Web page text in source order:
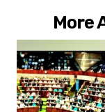
More